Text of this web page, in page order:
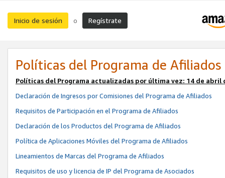
Inicio de sesión o Regístrate
Políticas del Programa de Afiliados
Políticas del Programa actualizadas por última vez: 14 de abril
Declaración de Ingresos por Comisiones del Programa de Afiliados
Requisitos de Participación en el Programa de Afiliados
Declaración de los Productos del Programa de Afiliados
Política de Aplicaciones Móviles del Programa de Afiliados
Lineamientos de Marcas del Programa de Afiliados
Requisitos de uso y licencia de IP del Programa de Asociados